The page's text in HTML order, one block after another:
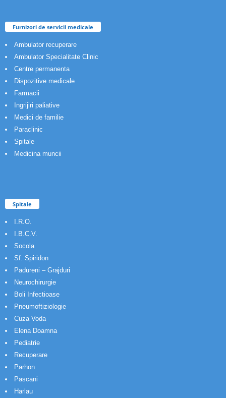
Furnizori de servicii medicale
Ambulator recuperare
Ambulator Specialitate Clinic
Centre permanenta
Dispozitive medicale
Farmacii
Ingrijiri paliative
Medici de familie
Paraclinic
Spitale
Medicina muncii
Spitale
I.R.O.
I.B.C.V.
Socola
Sf. Spiridon
Padureni – Grajduri
Neurochirurgie
Boli Infectioase
Pneumoftiziologie
Cuza Voda
Elena Doamna
Pediatrie
Recuperare
Parhon
Pascani
Harlau